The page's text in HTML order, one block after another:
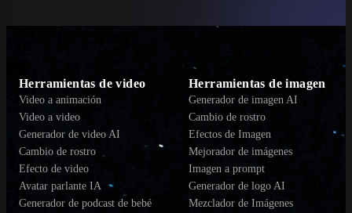
Herramientas de video
Video a animación
Video a video
Generador de video AI
Cambio de rostro
Efecto de video
Avatar parlante IA
Generador de podcast de bebé
Herramientas de imagen
Generador de imagen AI
Cambio de rostro
Efectos de Imagen
Mejorador de imágenes
Imagen a prompt
Generador de logo AI
Mezclador de Imágenes